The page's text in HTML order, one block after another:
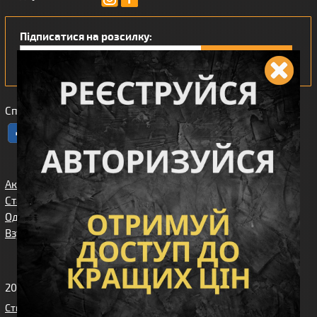
Підписатися на розсилку:
Сподобався наш інтернет магазин?
Акції
Статті/огляди
Одяг
Взуття
Спорядження
Збройові
аксесуари
Доставка та
оплата
Клієнтам
Про нас
Карта сайта
Угода
користувача
2010-2026 Вікінг. Всі права захищені.
Створення сайту